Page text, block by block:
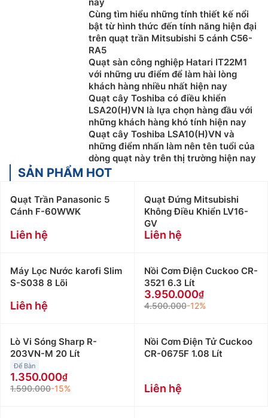
hệ: 0983666996Cùng tìm hiểu những tính thiết kế nổi
bật từ hình thức đến tính năng hiện đại
trên quạt trần Mitsubishi 5 cánh C56-
RA5
Quạt sàn công nghiệp Hatari IT22M1
với những ưu điểm để làm hài lòng
khách hàng nhiều nhất hiện nay
Quạt cây Toshiba có điều khiển
LSA20(H)VN là lựa chọn hàng đầu với
những khách hàng khó tính hiện nay
Quạt cây Toshiba LSA10(H)VN và
những điểm nhấn làm nên tên tuổi của
dòng quạt này trên thị trường hiện nay
SẢN PHẨM HOT
Quạt Trần Panasonic 5
Cánh F-60WWK
Liên hệ
Quạt Đứng Mitsubishi
Không Điều Khiển LV16-
GV
Liên hệ
Máy Lọc Nước karofi Slim
S-S038 8 Lõi
Liên hệ
Nồi Cơm Điện Cuckoo CR-
3521 6.3 Lít
3.950.000
4.500.000-12%
Lò Vi Sóng Sharp R-
203VN-M 20 Lít
Để Bàn
1.350.000
1.590.000-15%
Nồi Cơm Điện Tử Cuckoo
CR-0675F 1.08 Lít
Liên hệ